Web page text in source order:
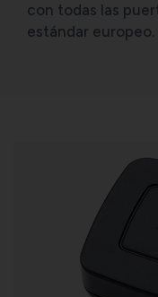
con todas las
estándar europeo.